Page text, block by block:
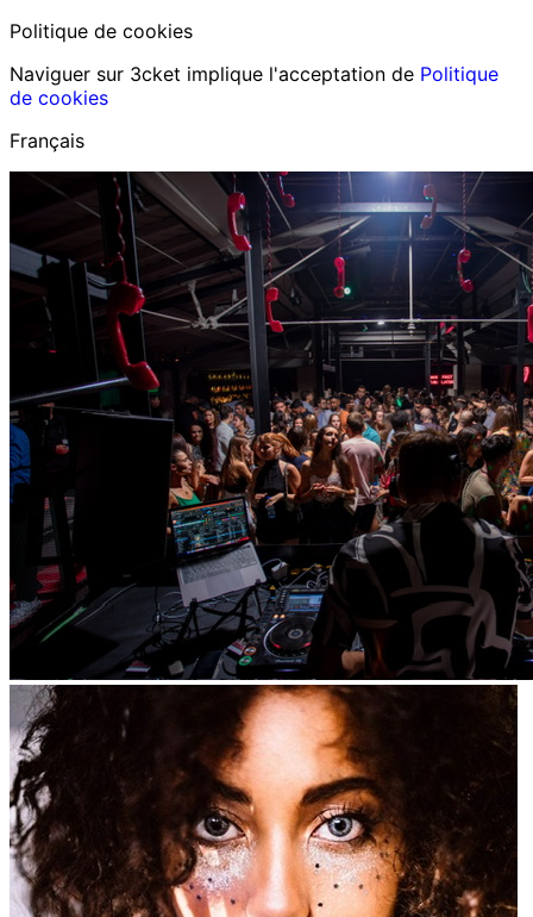
Politique de cookies
Naviguer sur 3cket implique l'acceptation de Politique
de cookies
Français